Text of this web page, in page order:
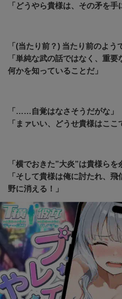
「どうやら貴様は、その矛を手
「(当たり前？) 当たり前のよう
「単純な武の話ではなく、重
何かを知っていることだ」
「……自覚はなさそうだがな」
「まァいい、どうせ貴様はここ
「横でおきた”大炎”は貴様らを
「そして貴様は俺に討たれ、
野に消える！」